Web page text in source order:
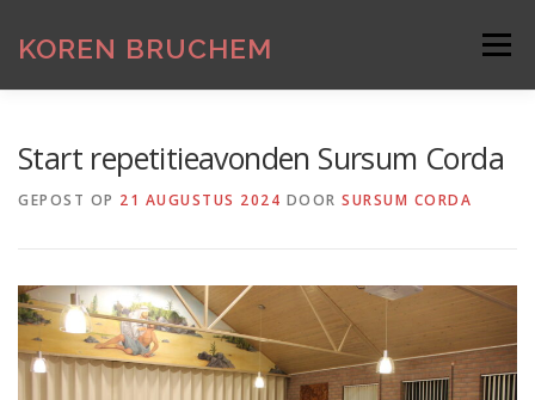
KOREN BRUCHEM Menu
GALERIJ
Start repetitieavonden Sursum Corda
GEPOST OP 21 AUGUSTUS 2024 DOOR SURSUM CORDA